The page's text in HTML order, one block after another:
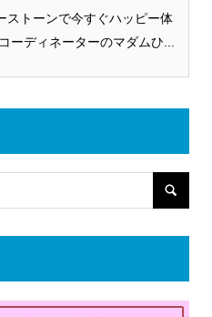
の？
ストーンで今すぐハッピー体
ーディネーターのマダムひ...